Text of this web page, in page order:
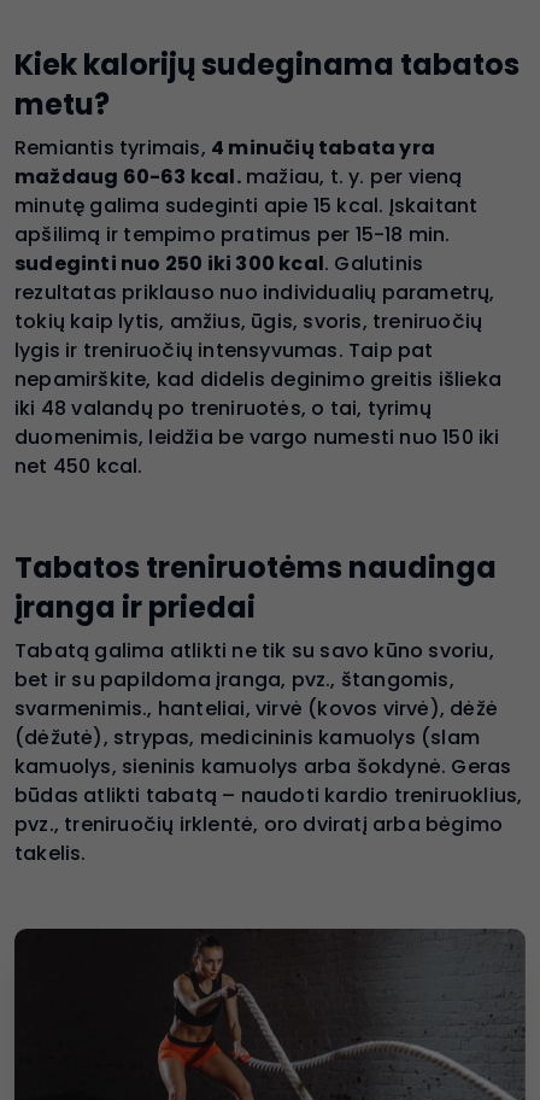
Kiek kalorijų sudeginama tabatos
metu?
Remiantis tyrimais, 4 minučių tabata yra
maždaug 60-63 kcal.mažiau, t. y. per vieną
minutę galima sudeginti apie 15 kcal. Įskaitant
apšilimą ir tempimo pratimus per 15-18 min.
sudeginti nuo 250 iki 300 kcal. Galutinis
rezultatas priklauso nuo individualių parametrų,
tokių kaip lytis, amžius, ūgis, svoris, treniruočių
lygis ir treniruočių intensyvumas. Taip pat
nepamirškite, kad didelis deginimo greitis išlieka
iki 48 valandų po treniruotės, o tai, tyrimų
duomenimis, leidžia be vargo numesti nuo 150 iki
net 450 kcal.
Tabatos treniruotėms naudinga
įranga ir priedai
Tabatą galima atlikti ne tik su savo kūno svoriu,
bet ir su papildoma įranga, pvz., štangomis,
svarmenimis., hanteliai, virvė (kovos virvė), dėžė
(dėžutė), strypas, medicininis kamuolys (slam
kamuolys, sieninis kamuolys arba šokdynė. Geras
būdas atlikti tabatą – naudoti kardio treniruoklius,
pvz., treniruočių irklentė, oro dviratį arba bėgimo
takelis.